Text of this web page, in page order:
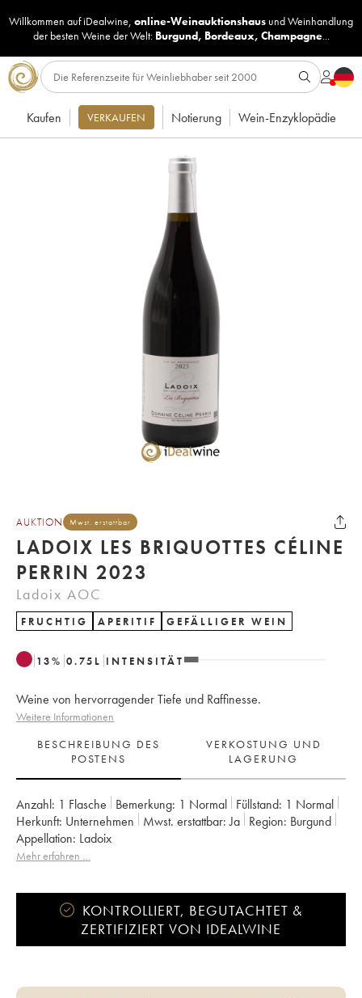
Willkommen auf iDealwine, online-Weinauktionshaus undWeinhandlung
der besten Weine der Welt: Burgund, Bordeaux, Champagne...
Kaufen VERKAUFEN Notierung Wein-Enzyklopädie
AUKTION Mwst. erstattbar
LADOIX LES BRIQUOTTES CÉLINE
PERRIN 2023
Ladoix AOC
FRUCHTIG APERITIF GEFÄLLIGER WEIN
13% 0.75 L INTENSITÄT
Weine von hervorragender Tiefe und Raffinesse.
Weitere Informationen
BESCHREIBUNG DES
POSTENS
VERKOSTUNG UND
LAGERUNG
Anzahl: 1 Flasche Bemerkung: 1 Normal Füllstand: 1 Normal
Herkunft:
unternehmen Mwst. erstattbar: ja Region:
Burgund
Appellation: Ladoix
Mehr erfahren …
KONTROLLIERT, BEGUTACHTET &
ZERTIFIZIERT VON IDEALWINE